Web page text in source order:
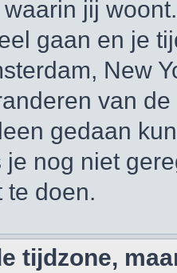
jij
gaan en je
New
van
gedaan
je nog niet
te doen.
tijdzone,